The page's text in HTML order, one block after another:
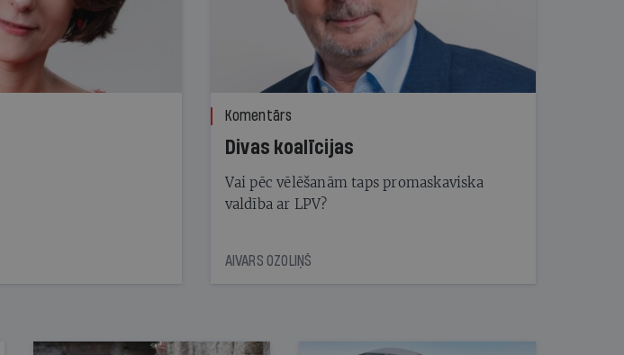
Komentārs
Divas koalīcijas
Vai pēc vēlēšanām taps promaskaviska
valdība ar LPV?
AIVARS OZOLIŅŠ